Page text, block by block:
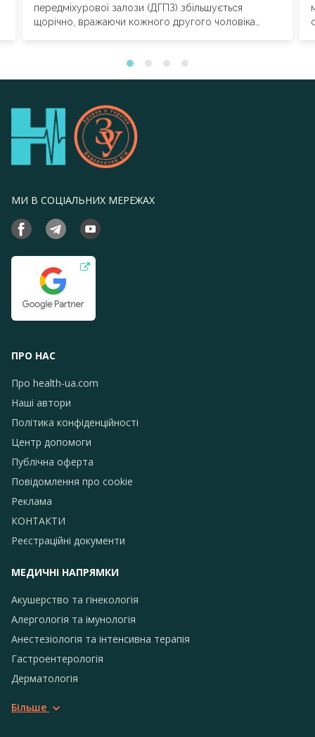
передміхурової залози (ДГПЗ) збільшується
щорічно, вражаючи кожного другого чоловіка
МИ В СОЦІАЛЬНИХ МЕРЕЖАХ
ПРО НАС
Про health-ua.com
Наші автори
Політика конфіденційності
Центр допомоги
Публічна оферта
Повідомлення про сookie
Реклама
КОНТАКТИ
Реєстраційні документи
МЕДИЧНІ НАПРЯМКИ
Акушерство та гінекологія
Алергологія та імунологія
Анестезіологія та інтенсивна терапія
Гастроентерологія
Дерматологія
Більше